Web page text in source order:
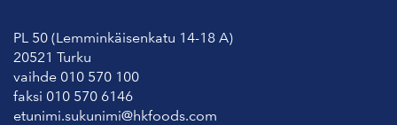
PL 50 (Lemminkäisenkatu 14-18 A)
20521 Turku
vaihde 010 570 100
faksi 010 570 6146
etunimi.sukunimi@hkfoods.com